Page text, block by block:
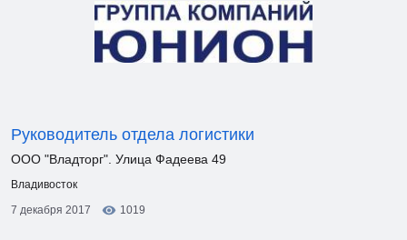
Руководитель отдела логистики
ООО "Владторг". Улица Фадеева 49
Владивосток
7 декабря 2017
1019